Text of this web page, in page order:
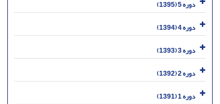
دوره 5 (1395)
دوره 4 (1394)
دوره 3 (1393)
دوره 2 (1392)
دوره 1 (1391)